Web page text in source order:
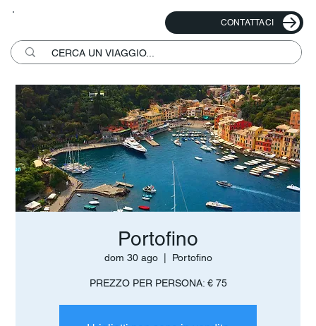
CONTATTACI
Portofino
dom 30 ago
  |
Portofino
PREZZO PER PERSONA: € 75